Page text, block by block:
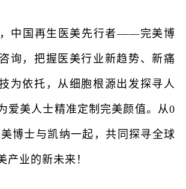
中国再生医美先行者——完美博
询，把握医美行业新趋势、新痛
为依托，从细胞根源出发探寻人
爱美人士精准定制完美颜值。从0
博士与凯纳一起，共同探寻全球
产业的新未来！